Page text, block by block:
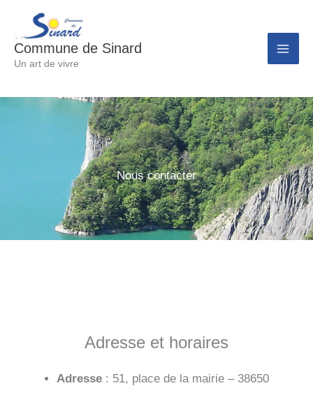
contenu
Commune de Sinard
Un art de vivre
Nous contacter
Adresse et horaires
Adresse : 51, place de la mairie – 38650